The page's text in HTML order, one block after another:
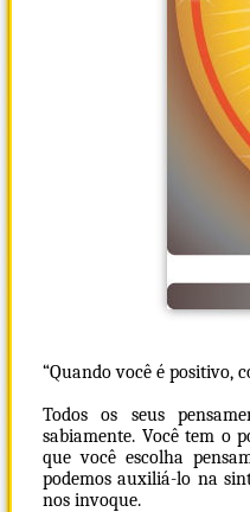
“Quando você é positivo,
Todos os seus
sabiamente. Você tem o
que você escolha
podemos auxiliá-lo na
nos invoque.